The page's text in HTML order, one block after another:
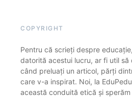
COPYRIGHT
Pentru că scrieți despre
datorită acestui lucru, ar fi util
când preluați un articol, părți
care v-a inspirat. Noi, la
această conduită etică și